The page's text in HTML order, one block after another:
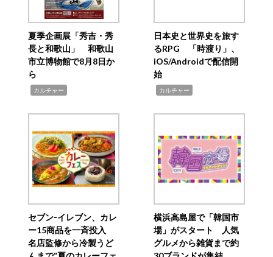
夏季企画展「秀吉・秀
長と和歌山」 和歌山
市立博物館で8月8日か
ら
カルチャー
日本史と世界史を旅す
るRPG 「時渡り」、
iOS/Androidで配信開
始
カルチャー
セブン‐イレブン、カレ
ー15商品を一斉投入
名店監修から冷製うど
横浜高島屋で「韓国市
場」がスタート 人気
グルメから雑貨まで約